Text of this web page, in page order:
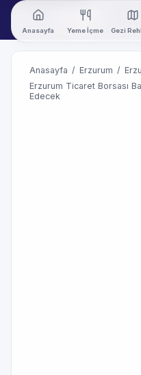
Anasayfa Yeme İçme Gezi
Anasayfa / Erzurum /
Erzurum Ticaret Borsası
Edecek